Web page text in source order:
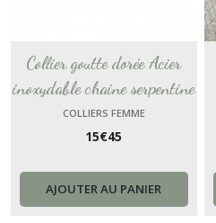
Collier goutte dorée Acier
inoxydable chaine serpentine
Gold-filled collier
minimaliste dame cadeau
COLLIERS FEMME
15€45
AJOUTER AU PANIER